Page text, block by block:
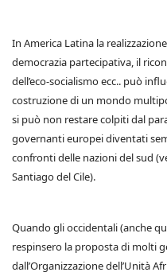
In America Latina la
democrazia partecipativa, il
dell’eco-socialismo ecc.. può
costruzione di un mondo
si può non restare colpiti dal
governanti europei diventati
confronti delle nazioni del sud
Santiago del Cile).
Quando gli occidentali (anche
respinsero la proposta di molti
dall’Organizzazione dell’Unità